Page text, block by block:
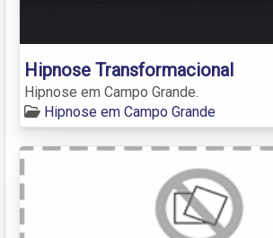
Hipnose Transformacional
Hipnose em Campo Grande.
Hipnose em Campo Grande